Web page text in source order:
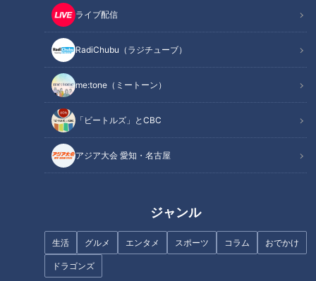
ライブ配信
RadiChubu（ラジチューブ）
me:tone（ミートーン）
「ビートルズ」とCBC
アジア大会 愛知・名古屋
ジャンル
生活 グルメ エンタメ スポーツ コラム おでかけ
ドラゴンズ
岐阜県最大の謎の道 旧道なの
に立派な吊り橋があるワケが明
車道なのに車が入れない！？信
号機で入口を塞がれた謎の一方
通行道路…東京都にある奇妙な
一度入ると通り抜けられない
道！？謎の横穴があるトンネ